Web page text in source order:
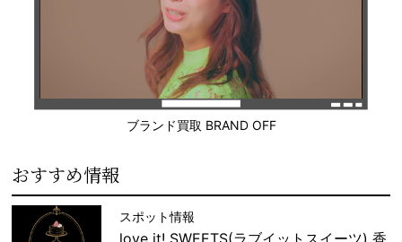
ブランド買取 BRAND OFF
おすすめ情報
スポット情報
love it! SWEETS(ラブイットスイーツ) 香